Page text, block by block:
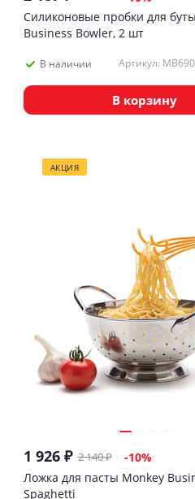
Силиконовые пробки для
Business Bowler, 2 шт
В наличии Артикул:
В корзину
АКЦИЯ
1 926₽ 2 140₽ -10%
Ложка для пасты Monkey
Spaghetti